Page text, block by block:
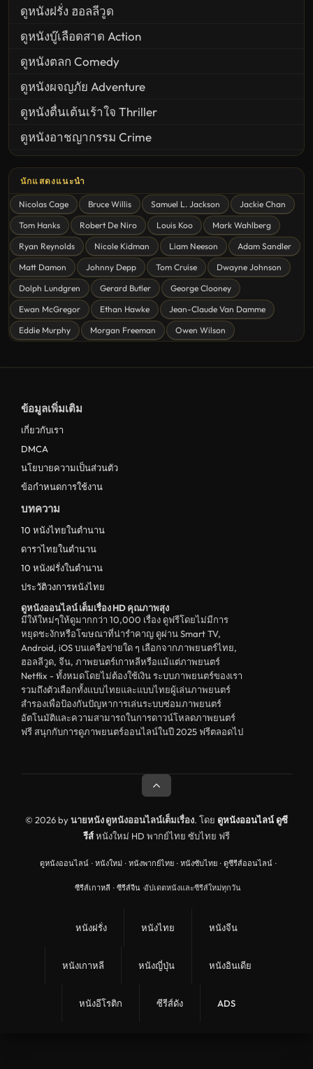
ดูหนังฝรั่ง ฮอลลีวูด
ดูหนังบู๊เลือดสาด Action
ดูหนังตลก Comedy
ดูหนังผจญภัย Adventure
ดูหนังตื่นเต้นเร้าใจ Thriller
ดูหนังอาชญากรรม Crime
ดูหนังสยองขวัญ Horror
ดูหนังโรแมนติก Romance
หนังชีวิต
ดูหนังแฟนตาซี Fantasy
ดูหนังลึกลับ Mystery
ดูหนังอนิเมชั่น Animation
ดูหนังไซไฟ Sci-Fi
ดูหนังญี่ปุ่น Japan
ดูหนังชีวประวัติ Biography
ดูหนังเกาหลีใต้ South Korea
ระทึกขวัญ
ตลก
ดูหนังจีน China
unknown
ดูหนังอีโรติก R18+ erotic
บู๊
หนังฝรั่ง
ดูหนังสารคดี Documentary
สยองขวัญ
ดูหนังอินเดีย India
ดูหนังจีนฮ่องกง Hong Kong
ดูหนังฝรั่งเศส France
ดูหนังฝรั่งแคนนาดา Canada
หนังรักโรแมนติก
อาชญากรรม
ดูหนังเพลง Music
ดูหนังกีฬา Sport
นักแสดงแนะนำ
Nicolas Cage Bruce Willis Samuel L. Jackson
Jackie Chan
Tom Hanks
Robert De Niro Louis Koo
Mark Wahlberg
Ryan Reynolds
Nicole Kidman Liam Neeson
Adam Sandler
Matt Damon
Johnny Depp Tom Cruise
Dwayne Johnson
Dolph Lundgren
Gerard Butler
George Clooney
Ewan McGregor
Ethan Hawke
Jean-Claude Van Damme
Eddie Murphy
Morgan Freeman Owen Wilson
ข้อมูลเพิ่มเติม
เกี่ยวกับเรา
DMCA
นโยบายความเป็นส่วนตัว
ข้อกำหนดการใช้งาน
บทความ
10 หนังไทยในตำนาน
ดาราไทยในตำนาน
10 หนังฝรั่งในตำนาน
ประวัติวงการหนังไทย
ดูหนังออนไลน์ เต็มเรื่อง HD คุณภาพสุง
มีให้ใหม่ๆให้ดูมากกว่า 10,000 เรื่อง ดูฟรีโดยไม่มีการ
หยุดชะงักหรือโฆษณาที่น่ารำคาญ ดูผ่าน Smart TV,
Android, iOS บนเครือข่ายใด ๆ เลือกจากภาพยนตร์ไทย,
ฮอลลีวูด, จีน, ภาพยนตร์เกาหลีหรือแม้แต่ภาพยนตร์
Netflix - ทั้งหมดโดยไม่ต้องใช้เงิน ระบบภาพยนตร์ของเรา
รวมถึงตัวเลือกทั้งแบบไทยและแบบไทยผู้เล่นภาพยนตร์
สำรองเพื่อป้องกันปัญหาการเล่นระบบซ่อมภาพยนตร์
อัตโนมัติและความสามารถในการดาวน์โหลดภาพยนตร์
ฟรี สนุกกับการดูภาพยนตร์ออนไลน์ในปี 2025 ฟรีตลอดไป
© 2026 byนายหนัง ดูหนังออนไลน์เต็มเรื่อง. โดย ดูหนังออนไลน์ ดูซี
รีส์หนังใหม่ HD พากย์ไทย ซับไทย ฟรี
ดูหนังออนไลน์ · หนังใหม่ · หนังพากย์ไทย · หนังซับไทย · ดูซีรีส์ออนไลน์ ·
ซีรีส์เกาหลี · ซีรีส์จีน ·อัปเดตหนังและซีรีส์ใหม่ทุกวัน
หนังฝรั่ง หนังไทย หนังจีน
หนังเกาหลี หนังญี่ปุ่น หนังอินเดีย
หนังอีโรติก ซีรีส์ดัง ADS